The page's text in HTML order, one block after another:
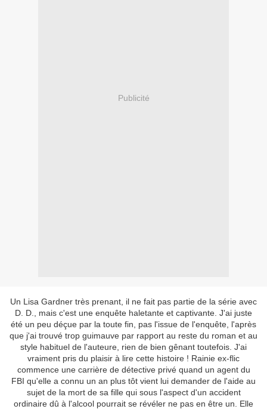
Publicité
Un Lisa Gardner très prenant, il ne fait pas partie de la série avec
D. D., mais c'est une enquête haletante et captivante. J'ai juste
été un peu déçue par la toute fin, pas l'issue de l'enquête, l'après
que j'ai trouvé trop guimauve par rapport au reste du roman et au
style habituel de l'auteure, rien de bien gênant toutefois. J'ai
vraiment pris du plaisir à lire cette histoire ! Rainie ex-flic
commence une carrière de détective privé quand un agent du
FBI qu'elle a connu un an plus tôt vient lui demander de l'aide au
sujet de la mort de sa fille qui sous l'aspect d'un accident
ordinaire dû à l'alcool pourrait se révéler ne pas en être un. Elle